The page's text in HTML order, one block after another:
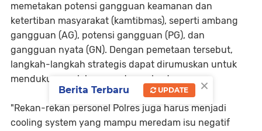
memetakan potensi gangguan keamanan dan
ketertiban masyarakat (kamtibmas), seperti ambang
gangguan (AG), potensi gangguan (PG), dan
gangguan nyata (GN). Dengan pemetaan tersebut,
langkah-langkah strategis dapat dirumuskan untuk
mendukung pelaksanaan tugas ke depan.
"Rekan-rekan personel Polres juga harus menjadi
cooling system yang mampu meredam isu negatif
×
Berita Terbaru UPDATE